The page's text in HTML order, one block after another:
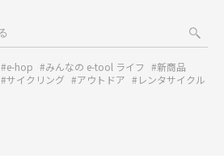
#e-hop #みんなの e-tool ライフ #新商品
#サイクリング #アウトドア #レンタサイクル